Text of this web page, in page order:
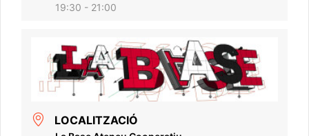
19:30 - 21:00
LOCALITZACIÓ